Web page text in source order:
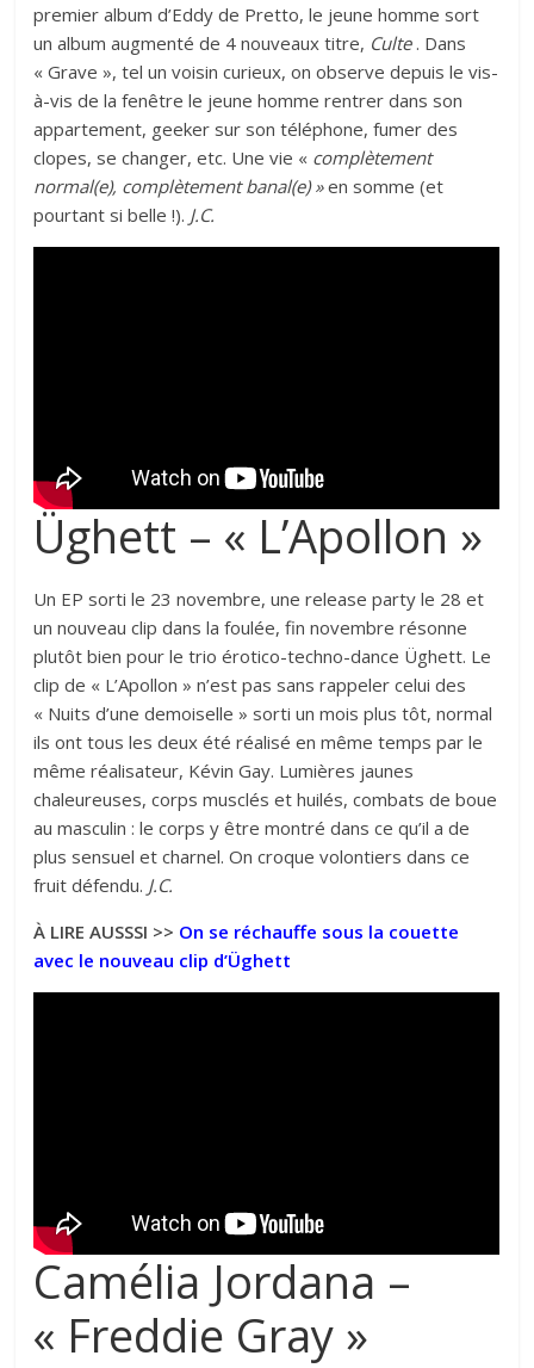
premier album d’Eddy de Pretto, le jeune homme sort
un album augmenté de 4 nouveaux titre, Culte. Dans
« Grave », tel un voisin curieux, on observe depuis le vis-
à-vis de la fenêtre le jeune homme rentrer dans son
appartement, geeker sur son téléphone, fumer des
clopes, se changer, etc. Une vie « complètement
normal(e), complètement banal(e) »en somme (et
pourtant si belle !). J.C.
Üghett – « L’Apollon »
Un EP sorti le 23 novembre, une release party le 28 et
un nouveau clip dans la foulée, fin novembre résonne
plutôt bien pour le trio érotico-techno-dance Üghett. Le
clip de « L’Apollon » n’est pas sans rappeler celui des
« Nuits d’une demoiselle » sorti un mois plus tôt, normal
ils ont tous les deux été réalisé en même temps par le
même réalisateur, Kévin Gay. Lumières jaunes
chaleureuses, corps musclés et huilés, combats de boue
au masculin : le corps y être montré dans ce qu’il a de
plus sensuel et charnel. On croque volontiers dans ce
fruit défendu. J.C.
À LIRE AUSSSI >> On se réchauffe sous la couette
avec le nouveau clip d’Üghett
Camélia Jordana –
« Freddie Gray »